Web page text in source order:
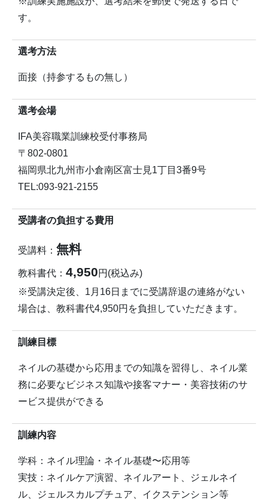
す。
選考方法
面接（持参するもの無し）
選考会場
IFA美容職業訓練校受付事務局
〒802-0801
福岡県北九州市小倉南区富士見1丁目3番9号
TEL:093-921-2155
受講者の負担する費用
受講料： 無料
教科書代： 4,950円(税込み)
※受講決定後、1月16日までに受講辞退の連絡がない
場合は、教科書代4,950円を負担していただきます。
訓練目標
ネイルの基礎から応用までの知識を習得し、ネイル業
務に必要なビジネス知識や接客マナー・美容技術のサ
ービス提供ができる
訓練内容
学科：ネイル理論・ネイル基礎〜応用等
実技：ネイルケア演習、ネイルアート、ジェルネイ
ル、ジェルスカルプチュア、イクステンション等